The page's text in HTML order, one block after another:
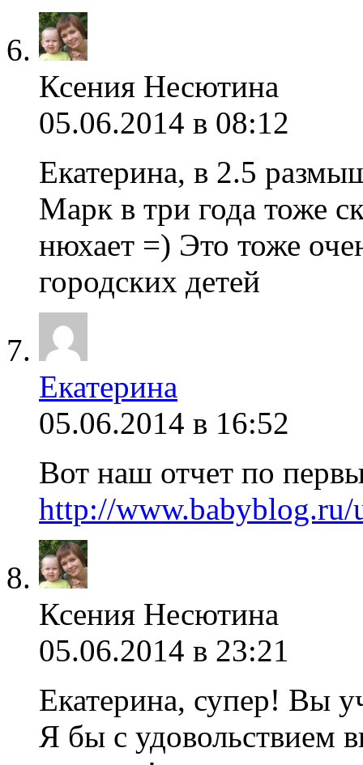
Ксения Несютина
05.06.2014 в 08:12
Екатерина, в 2.5
Марк в три года тоже
нюхает =) Это тоже
городских детей
Екатерина
05.06.2014 в 16:52
Вот наш отчет по
http://www.babyblog.ru/
Ксения Несютина
05.06.2014 в 23:21
Екатерина, супер! Вы
Я бы с удовольствием